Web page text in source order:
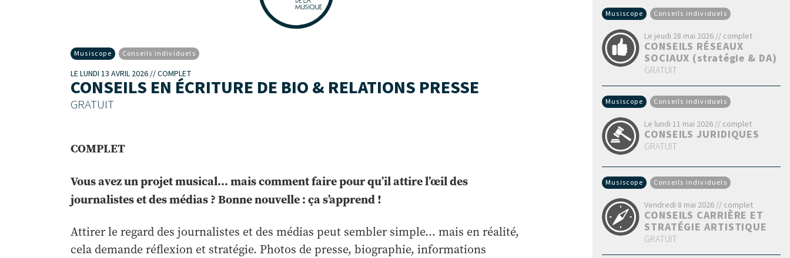
Musiscope Conseils individuels
LE LUNDI 13 AVRIL 2026 // COMPLET
CONSEILS EN ÉCRITURE DE BIO & RELATIONS PRESSE
GRATUIT
COMPLET
Vous avez un projet musical… mais comment faire pour qu’il attire l’œil des
journalistes et des médias ? Bonne nouvelle : ça s’apprend !
Attirer le regard des journalistes et des médias peut sembler simple… mais en réalité,
cela demande réflexion et stratégie. Photos de presse, biographie, informations
Musiscope Conseils individuels
Le jeudi 28 mai 2026 // complet
CONSEILS RÉSEAUX
SOCIAUX (stratégie & DA)
GRATUIT
Musiscope Conseils individuels
Le lundi 11 mai 2026 // complet
CONSEILS JURIDIQUES
GRATUIT
Musiscope Conseils individuels
Vendredi 8 mai 2026 // complet
CONSEILS CARRIÈRE ET
STRATÉGIE ARTISTIQUE
GRATUIT